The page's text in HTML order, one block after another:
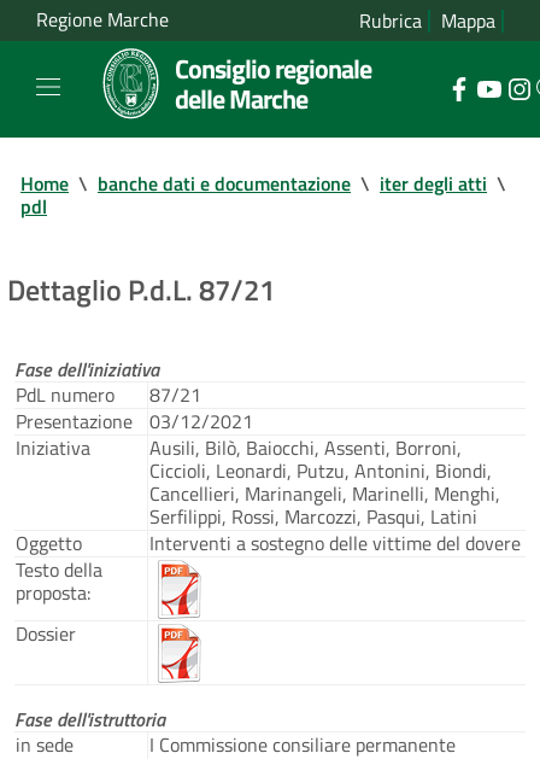
Regione Marche Rubrica Mappa
Consiglio regionale
delle Marche
Home \ banche dati e documentazione \ iter degli atti \
pdl
Dettaglio P.d.L. 87/21
Fase dell'iniziativa
PdL numero
87/21
Presentazione 03/12/2021
Iniziativa
Ausili, Bilò, Baiocchi, Assenti, Borroni,
Ciccioli, Leonardi, Putzu, Antonini, Biondi,
Cancellieri, Marinangeli, Marinelli, Menghi,
Serfilippi, Rossi, Marcozzi, Pasqui, Latini
Oggetto
Interventi a sostegno delle vittime del dovere
Testo della
proposta:
Dossier
Fase dell'istruttoria
in sede
I Commissione consiliare permanente